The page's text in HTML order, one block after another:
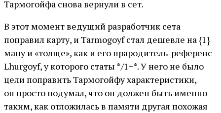
Тармогойфа снова вернули в сет.
В этот момент ведущий разработчик сета
поправил карту, и Tarmogoyf стал дешевле на {1}
ману и «толще», как и его прародитель-референс
Lhurgoyf, у которого статы */1+*. У него не было
цели поправить Тармогойфу характеристики,
он просто подумал, что он должен быть именно
таким, как отложилась в памяти другая похожая